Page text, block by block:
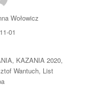
Wołowicz
01
, KAZANIA 2020,
Wantuch, List